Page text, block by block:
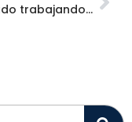
4to grado trabajando con las regletas de cusinaire